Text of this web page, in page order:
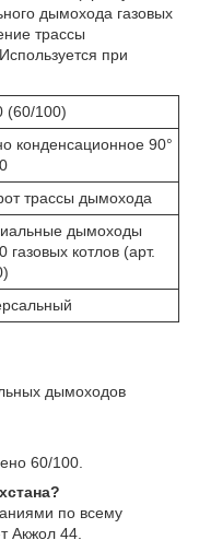
дымохода газовых
трассы
при
(60/100)
конденсационное 90°
трассы дымохода
дымоходы
газовых котлов (арт.
дымоходов
60/100.
по всему
Акжол 44.